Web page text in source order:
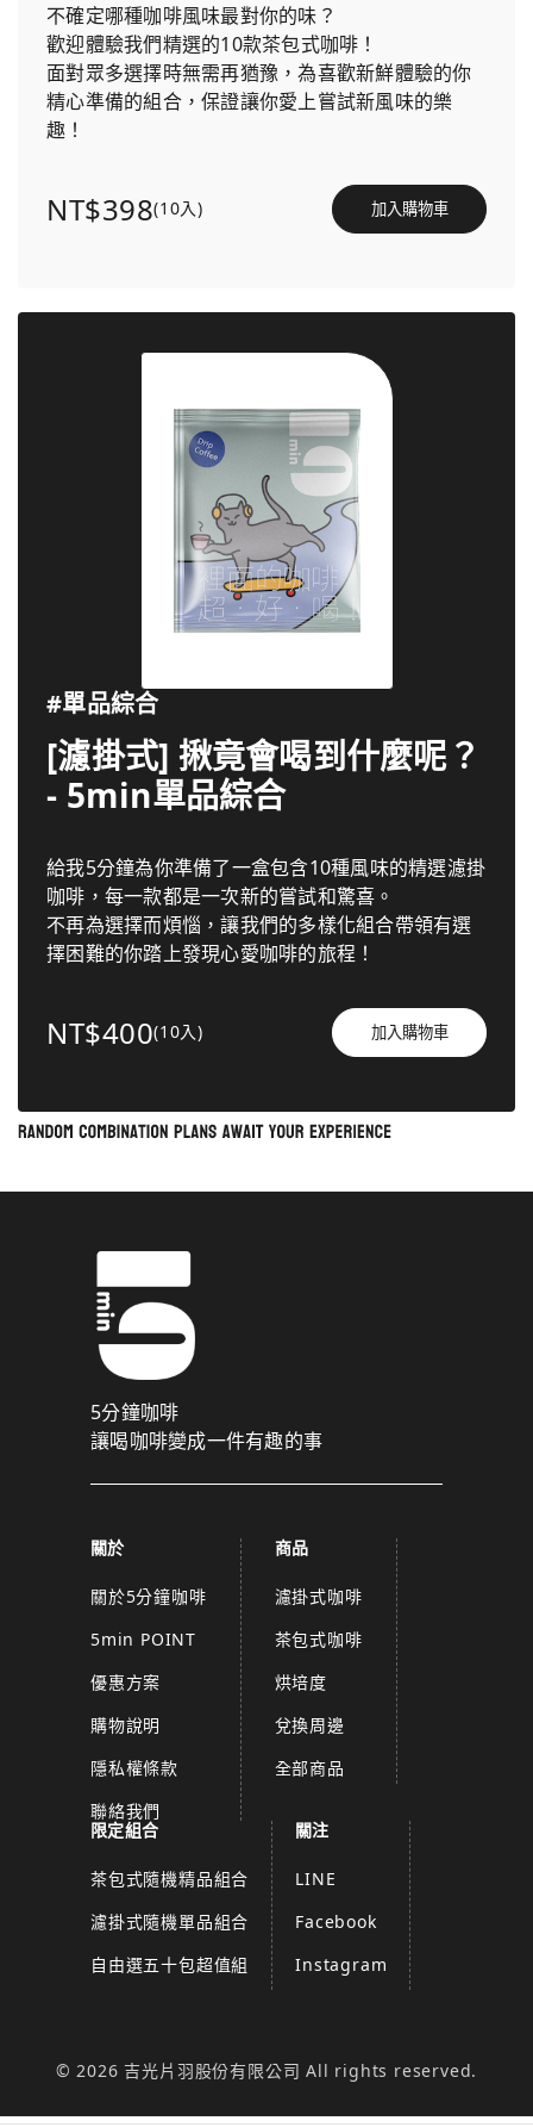
不確定哪種咖啡風味最對你的味？
歡迎體驗我們精選的10款茶包式咖啡！
面對眾多選擇時無需再猶豫，為喜歡新鮮體驗的你
精心準備的組合，保證讓你愛上嘗試新風味的樂
趣！
NT$398(10入) 加入購物車
#單品綜合
[濾掛式] 揪竟會喝到什麼呢？
- 5min單品綜合
給我5分鐘為你準備了一盒包含10種風味的精選濾掛
咖啡，每一款都是一次新的嘗試和驚喜。
不再為選擇而煩惱，讓我們的多樣化組合帶領有選
擇困難的你踏上發現心愛咖啡的旅程！
NT$400(10入) 加入購物車
5分鐘咖啡
讓喝咖啡變成一件有趣的事
關於
關於5分鐘咖啡
5min POINT
優惠方案
購物說明
隱私權條款
聯絡我們
商品
濾掛式咖啡
茶包式咖啡
烘培度
兌換周邊
全部商品
限定組合
茶包式隨機精品組合
濾掛式隨機單品組合
自由選五十包超值組
關注
LINE
Facebook
Instagram
© 2026 吉光片羽股份有限公司 All rights reserved.